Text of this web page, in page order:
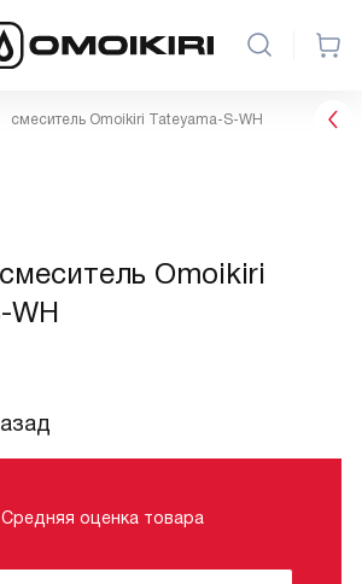
смеситель Omoikiri Tateyama-S-WH
Omoikiri
WH
Средняя оценка товара